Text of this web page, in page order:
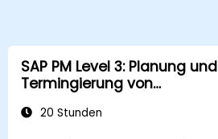
SAP PM Level 3: Planung und
Termingierung von
20 Stunden